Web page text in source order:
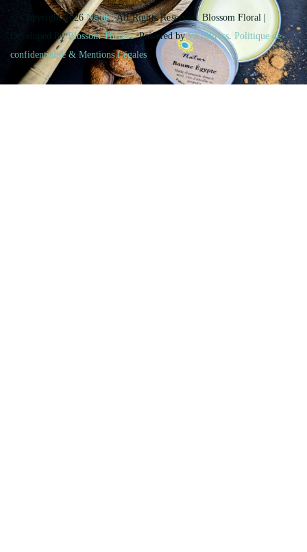
© Copyright 2026Natur'. All Rights Reserved.Blossom Floral |
Developed ByBlossom Themes. Powered byWordPress. Politique de
confidentialité & Mentions Légales